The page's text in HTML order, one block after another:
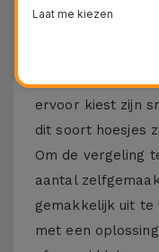
Als je een
gebruikt, begint
beetje geel uit te
ervoor kiest zijn
dit soort hoesjes
Om de vergeling
aantal
gemakkelijk uit te
met een
Laat me kiezen